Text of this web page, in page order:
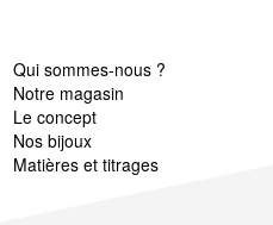
Qui sommes-nous ?
Notre magasin
Le concept
Nos bijoux
Matières et titrages